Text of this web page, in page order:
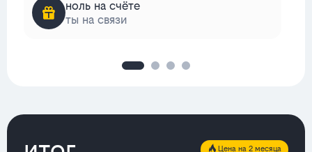
ноль на счёте
ты на связи
Цена на 2 месяца